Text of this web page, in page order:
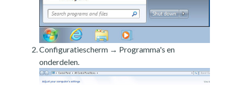
Configuratiescherm → Programma's en
onderdelen.